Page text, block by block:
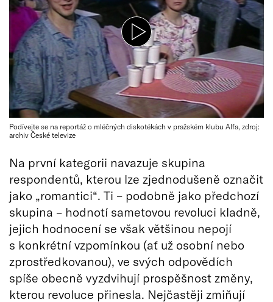
Podívejte se na reportáž o mléčných diskotékách v pražském klubu Alfa, zdroj:
archiv České televize
Na první kategorii navazuje skupina
respondentů, kterou lze zjednodušeně označit
jako „romantici“. Ti – podobně jako předchozí
skupina – hodnotí sametovou revoluci kladně,
jejich hodnocení se však většinou nepojí
s konkrétní vzpomínkou (ať už osobní nebo
zprostředkovanou), ve svých odpovědích
spíše obecně vyzdvihují prospěšnost změny,
kterou revoluce přinesla. Nejčastěji zmiňují